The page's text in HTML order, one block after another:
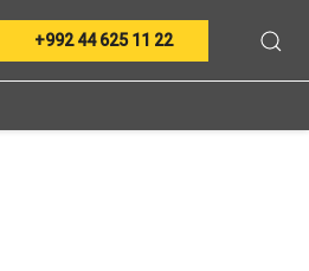
+992 44 625 11 22